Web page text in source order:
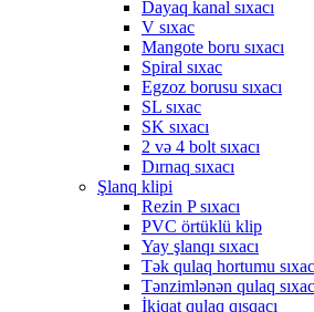
Dayaq kanal sıxacı
V sıxac
Mangote boru sıxacı
Spiral sıxac
Egzoz borusu sıxacı
SL sıxac
SK sıxacı
2 və 4 bolt sıxacı
Dırnaq sıxacı
Şlanq klipi
Rezin P sıxacı
PVC örtüklü klip
Yay şlanqı sıxacı
Tək qulaq hortumu
Tənzimlənən qulaq
İkiqat qulaq qısqacı